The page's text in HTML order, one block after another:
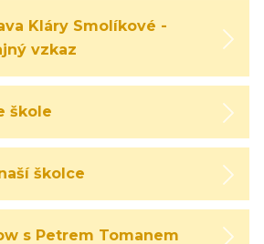
Kláry Smolíkové -
vzkaz
škole
školce
s Petrem Tomanem